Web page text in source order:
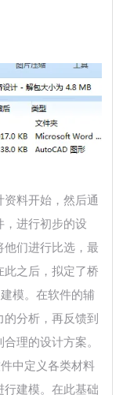
料开始，然后通
，进行初步的设
们进行比选，最
之后，拟定了桥
模。在软件的辅
分析，再反馈到
理的设计方案。
中定义各类材料
建模。在此基础